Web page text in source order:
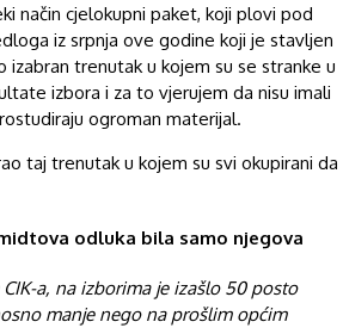
način cjelokupni paket, koji plovi pod
iz srpnja ove godine koji je stavljen
izabran trenutak u kojem su se stranke u
izbora i za to vjerujem da nisu imali
ogroman materijal.
taj trenutak u kojem su svi okupirani da
odluka bila samo njegova
a, na izborima je izašlo 50 posto
manje nego na prošlim općim